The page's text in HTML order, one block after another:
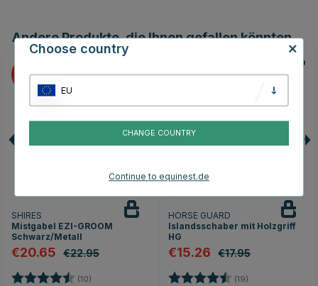
Andere Produkte, die Ihnen gefallen könnten
10
SHIRES
Mistgabel EZI-GROOM
Schwarz/Metall
€20.65 €22.95
Bewertung: (10)
15
HORSE GUARD
Islandsschaber mit Holzgriff
HG
€15.26 €17.95
Bewertung: (19)
Choose country
EU
CHANGE COUNTRY
Continue to equinest.de